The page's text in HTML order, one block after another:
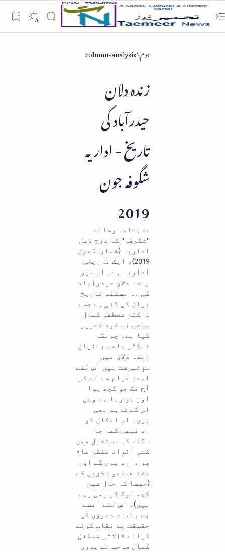
ہوم column-analysis
زندہ دلان
حیدرآباد کی
تاریخ - اداریہ
شگوفہ جون
2019
ماہنامہ رسالے
"شگوفہ" کا درج ذیل
اداریہ (شمارہ: جون
2019)، ایک تاریخی
اداریہ ہے۔ اس میں
زندہ دلانِ حیدرآباد
کی وہ مستند تاریخ
بیان کی گئی ہے جسے
ڈاکٹر مصطفیٰ کمال
صاحب نے خود تحریر
کیا ہے۔ چونکہ
ڈاکٹر صاحب بانیانِ
زندہ دلان میں
سرِفہرست ہیں اس لئے
لمحۂ قیام سے لے کر
آج تک جو کچھ ہوا
اور ہو رہا ہے وہی
اس کے شاہد بھی
ہیں۔ اس امکان کو
رد نہیں کیا جا
سکتا کہ مستقبل میں
کئی افراد منظر عام
پر وارد ہوں گے اور
مختلف دعوے کریں گے
(جیسا کہ حال میں
کچھ لوگ کر بھی رہے
ہیں)۔ اس لئے ایسے
بے بنیاد دعوؤں کی
حقیقت بے نقاب کرنے
کیلئے ڈاکٹر مصطفیٰ
کمال صاحب نے پوری